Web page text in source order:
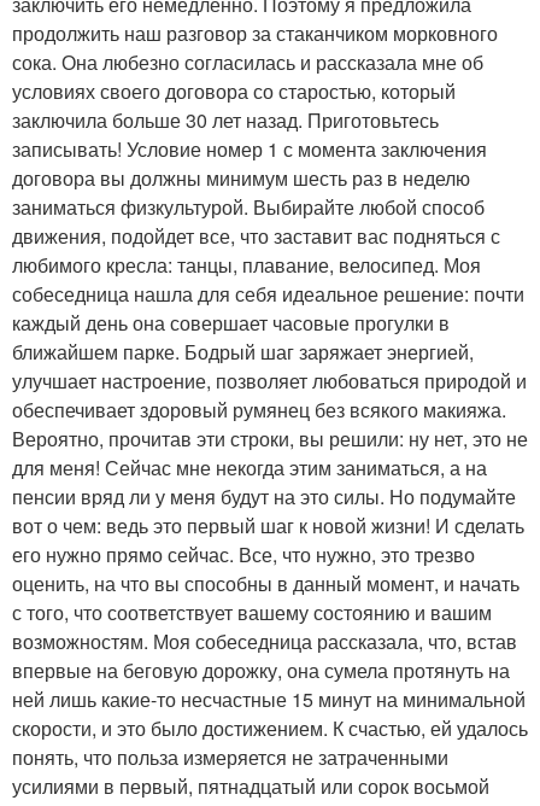
продолжить наш разговор за стаканчиком морковного
сока. Она любезно согласилась и рассказала мне об
условиях своего договора со старостью, который
заключила больше 30 лет назад. Приготовьтесь
записывать! Условие номер 1 с момента заключения
договора вы должны минимум шесть раз в неделю
заниматься физкультурой. Выбирайте любой способ
движения, подойдет все, что заставит вас подняться с
любимого кресла: танцы, плавание, велосипед. Моя
собеседница нашла для себя идеальное решение: почти
каждый день она совершает часовые прогулки в
ближайшем парке. Бодрый шаг заряжает энергией,
улучшает настроение, позволяет любоваться природой и
обеспечивает здоровый румянец без всякого макияжа.
Вероятно, прочитав эти строки, вы решили: ну нет, это не
для меня! Сейчас мне некогда этим заниматься, а на
пенсии вряд ли у меня будут на это силы. Но подумайте
вот о чем: ведь это первый шаг к новой жизни! И сделать
его нужно прямо сейчас. Все, что нужно, это трезво
оценить, на что вы способны в данный момент, и начать
с того, что соответствует вашему состоянию и вашим
возможностям. Моя собеседница рассказала, что, встав
впервые на беговую дорожку, она сумела протянуть на
ней лишь какие-то несчастные 15 минут на минимальной
скорости, и это было достижением. К счастью, ей удалось
понять, что польза измеряется не затраченными
усилиями в первый, пятнадцатый или сорок восьмой